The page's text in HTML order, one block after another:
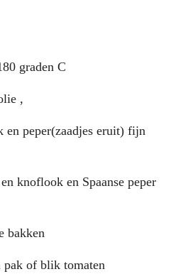
graden C
,
en peper(zaadjes eruit) fijn
knoflook en Spaanse peper
bakken
pak of blik tomaten